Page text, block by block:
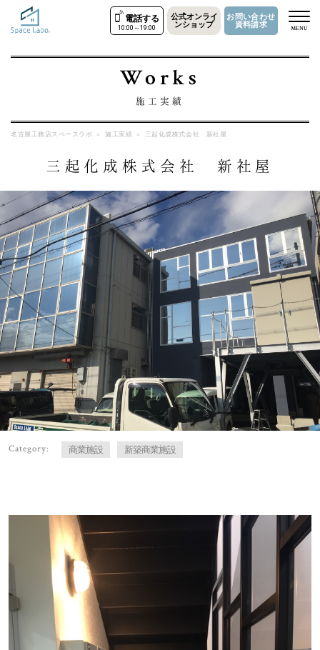
電話する
10:00～19:00
公式オンライ
ンショップ
お問い合わせ
資料請求
MENU
Works
施工実績
名古屋工務店スペースラボ ＞ 施工実績 ＞ 三起化成株式会社 新社屋
三起化成株式会社 新社屋
Category: 商業施設 新築商業施設